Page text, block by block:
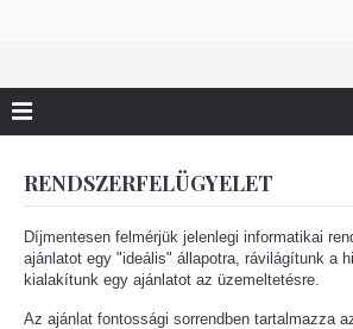
RENDSZERFELÜGYELET
Díjmentesen felmérjük jelenlegi informatikai
ajánlatot egy "ideális" állapotra, rávilágítunk a
kialakítunk egy ajánlatot az üzemeltetésre.
Az ajánlat fontossági sorrendben tartalmazza